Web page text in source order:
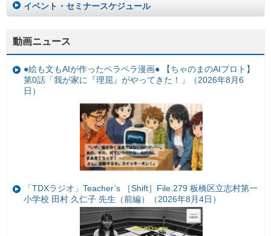
イベント・セミナースケジュール
動画ニュース
●絵も文もAIが作ったペラペラ漫画● 【ちゃのまのAIプロト】
第0話「我が家に『理屈』がやってきた！」（2026年8月6
日）
「TDXラジオ」Teacher’s ［Shift］File.279 板橋区立志村第一
小学校 田村 久仁子 先生（前編）（2026年8月4日）